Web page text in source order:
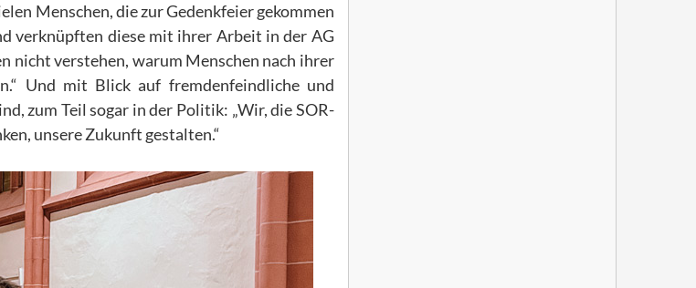
Menschen, die zur Gedenkfeier gekommen
verknüpften diese mit ihrer Arbeit in der AG
nicht verstehen, warum Menschen nach ihrer
Und mit Blick auf fremdenfeindliche und
zum Teil sogar in der Politik: „Wir, die SOR-
unsere Zukunft gestalten.“